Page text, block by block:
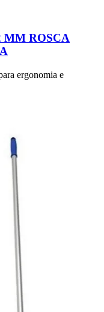
MM ROSCA
ergonomia e